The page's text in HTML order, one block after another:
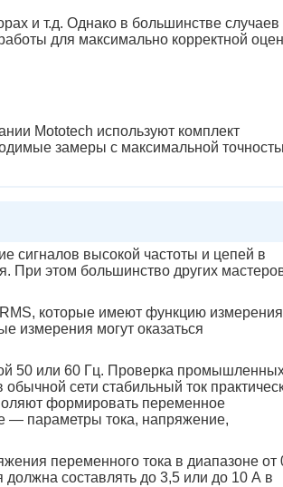
и т.д. Однако в большинстве случаев
для максимально корректной
Mototech используют комплект
замеры с максимальной
сигналов высокой частоты и цепей в
При этом большинство других
которые имеют функцию измерения
измерения могут оказаться
50 или 60 Гц. Проверка
сети стабильный ток
формировать переменное
— параметры тока, напряжение,
переменного тока в диапазоне от
составлять до 3,5 или до 10 А в